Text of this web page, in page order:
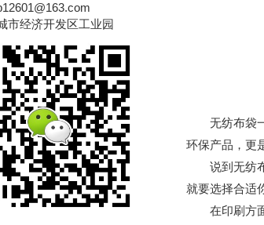
无纺布袋一
环保产品，更
说到无纺布
就要选择合适
在印刷方面
市经济开发区工业园